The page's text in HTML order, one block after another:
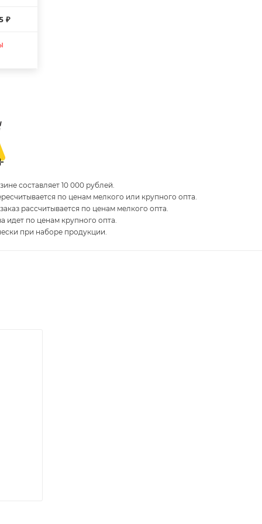
₽
составляет 10 000 рублей.
по ценам мелкого или крупного опта.
рассчитывается по ценам мелкого опта.
идет по ценам крупного опта.
при наборе продукции.